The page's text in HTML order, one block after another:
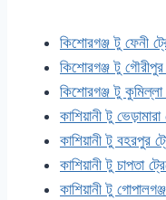
কিশোরগঞ্জ টু ফেনী
কিশোরগঞ্জ টু
কিশোরগঞ্জ টু
কাশিয়ানী টু
কাশিয়ানী টু বহরপুর
কাশিয়ানী টু চাপতা
কাশিয়ানী টু